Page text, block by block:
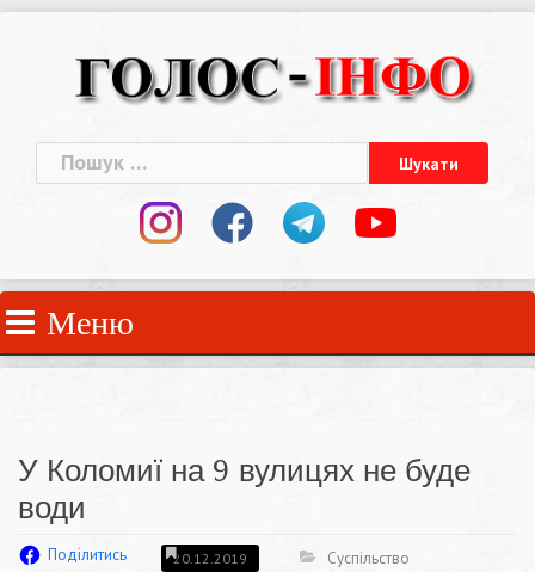
Пошук:
Меню
У Коломиї на 9 вулицях не буде
води
Поділитись 20.12.2019 Суспільство